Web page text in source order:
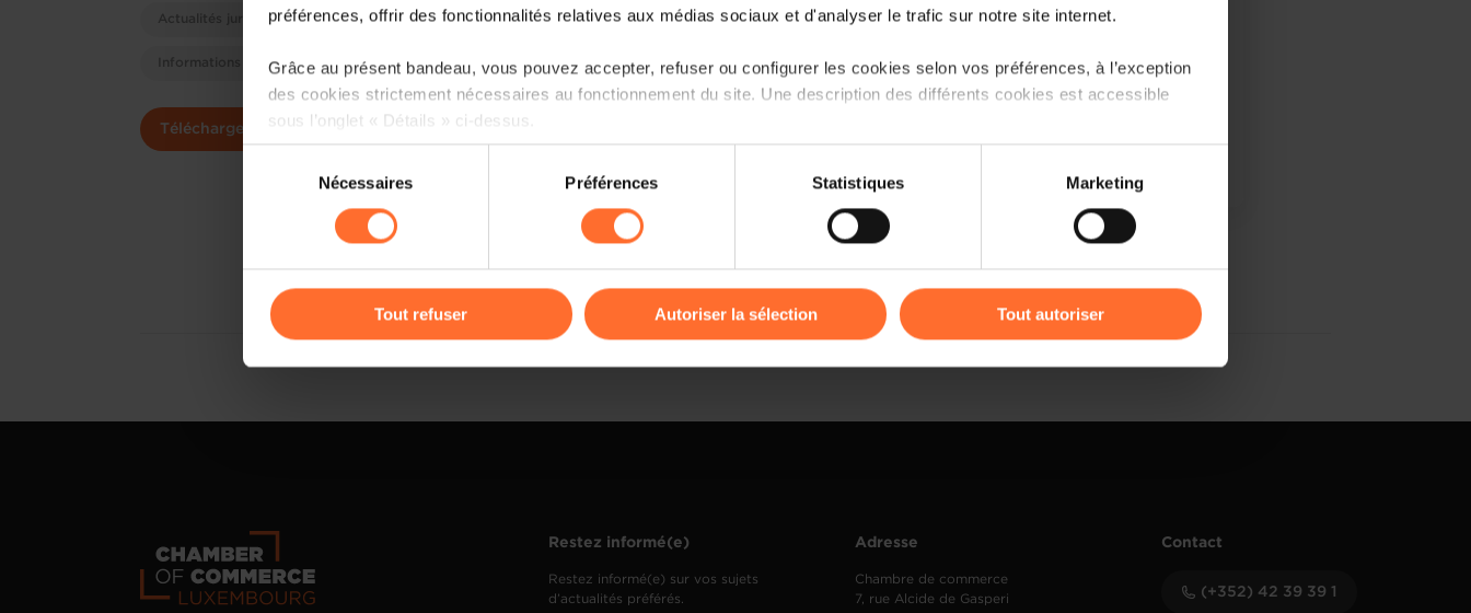
préférences, offrir des fonctionnalités relatives aux médias sociaux et d'analyser le trafic sur notre site internet.
Grâce au présent bandeau, vous pouvez accepter, refuser ou configurer les cookies selon vos préférences, à l’exception
des cookies strictement nécessaires au fonctionnement du site. Une description des différents cookies est accessible
sous l’onglet « Détails » ci-dessus.
Il est précisé que la navigation sur le site et certaines fonctionnalités (ex : lecture de vidéos, partage sur les réseaux
sociaux, sauvegarde des préférences de lecture vidéo, personnalisation de l’affichage du site) peuvent être affectées en
cas de refus de tous les cookies ou des cookies non nécessaires.
gauche de chaque page.
Sélection
consentement
Nécessaires Préférences Statistiques Marketing
Tout refuser Autoriser la sélection Tout autoriser
Actualités juridiques Chroniques juridiques
Informations économiques sur le GDL
Télécharger
PDF, 2.7 Mo
Restez informé(e)
Restez informé(e) sur vos sujets
d’actualités préférés.
Adresse
Chambre de commerce
7, rue Alcide de Gasperi
Contact
(+352) 42 39 39 1